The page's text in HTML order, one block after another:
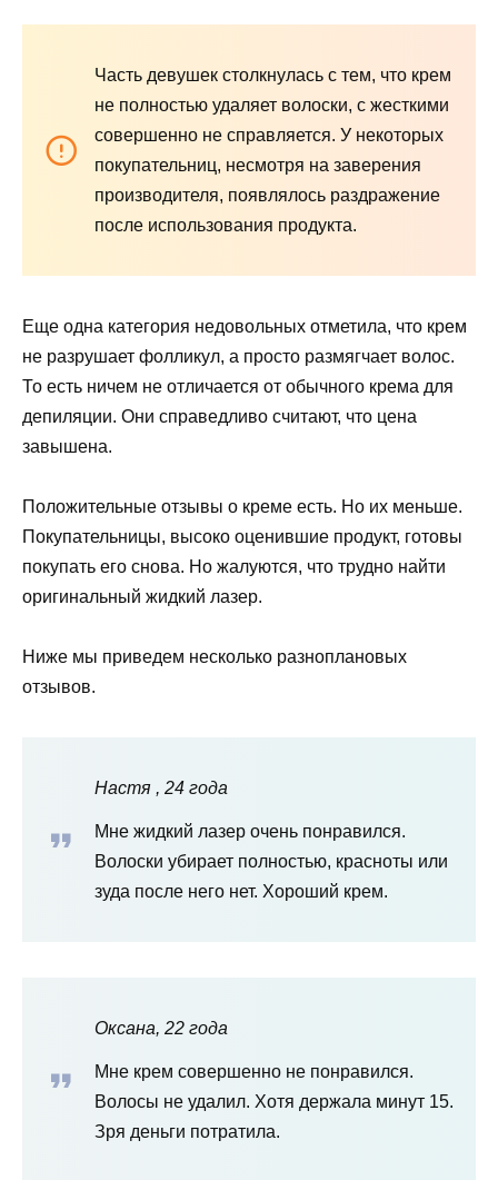
Часть девушек столкнулась с тем, что крем
не полностью удаляет волоски, с жесткими
совершенно не справляется. У некоторых
покупательниц, несмотря на заверения
производителя, появлялось раздражение
после использования продукта.
Еще одна категория недовольных отметила, что крем
не разрушает фолликул, а просто размягчает волос.
То есть ничем не отличается от обычного крема для
депиляции. Они справедливо считают, что цена
завышена.
Положительные отзывы о креме есть. Но их меньше.
Покупательницы, высоко оценившие продукт, готовы
покупать его снова. Но жалуются, что трудно найти
оригинальный жидкий лазер.
Ниже мы приведем несколько разноплановых
отзывов.
Настя , 24 года
Мне жидкий лазер очень понравился.
Волоски убирает полностью, красноты или
зуда после него нет. Хороший крем.
Оксана, 22 года
Мне крем совершенно не понравился.
Волосы не удалил. Хотя держала минут 15.
Зря деньги потратила.